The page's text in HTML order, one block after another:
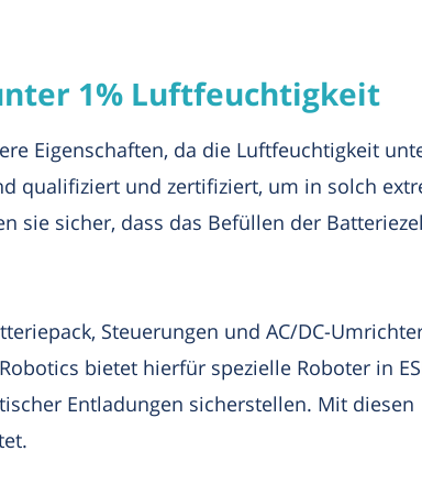
1% Luftfeuchtigkeit
Eigenschaften, da die Luftfeuchtigkeit
qualifiziert und zertifiziert, um in solch
sie sicher, dass das Befüllen der
Steuerungen und AC/DC-
bietet hierfür spezielle Roboter in
Entladungen sicherstellen. Mit diesen